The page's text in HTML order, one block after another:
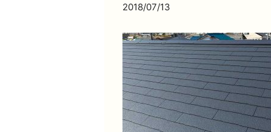
2018/07/13